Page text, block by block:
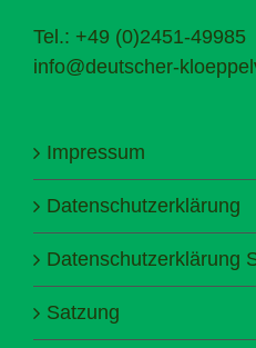
Tel.: +49 (0)2451-49985
info@deutscher-
Impressum
Datenschutzerklärung
Datenschutzerklärung
Satzung